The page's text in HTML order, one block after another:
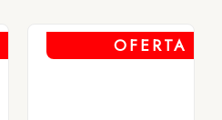
OFERTA